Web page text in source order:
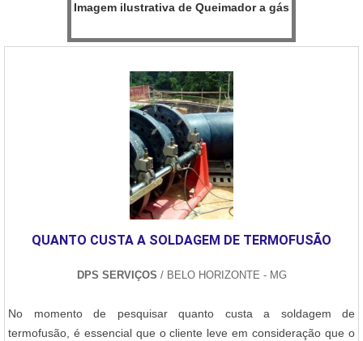
Imagem ilustrativa de Queimador a gás
QUANTO CUSTA A SOLDAGEM DE TERMOFUSÃO
DPS SERVIÇOS / BELO HORIZONTE - MG
No momento de pesquisar quanto custa a soldagem de
termofusão, é essencial que o cliente leve em consideração que o